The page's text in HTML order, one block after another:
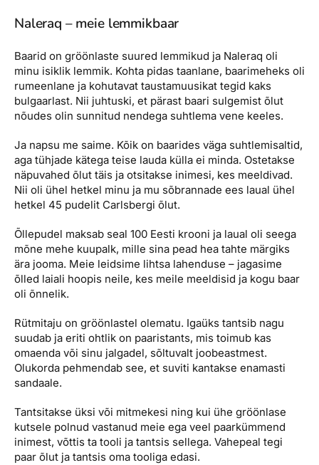
Naleraq – meie lemmikbaar
Baarid on gröönlaste suured lemmikud ja Naleraq oli
minu isiklik lemmik. Kohta pidas taanlane, baarimeheks oli
rumeenlane ja kohutavat taustamuusikat tegid kaks
bulgaarlast. Nii juhtuski, et pärast baari sulgemist õlut
nõudes olin sunnitud nendega suhtlema vene keeles.
Ja napsu me saime. Kõik on baarides väga suhtlemisaltid,
aga tühjade kätega teise lauda külla ei minda. Ostetakse
näpuvahed õlut täis ja otsitakse inimesi, kes meeldivad.
Nii oli ühel hetkel minu ja mu sõbrannade ees laual ühel
hetkel 45 pudelit Carlsbergi õlut.
Õllepudel maksab seal 100 Eesti krooni ja laual oli seega
mõne mehe kuupalk, mille sina pead hea tahte märgiks
ära jooma. Meie leidsime lihtsa lahenduse – jagasime
õlled laiali hoopis neile, kes meile meeldisid ja kogu baar
oli õnnelik.
Rütmitaju on gröönlastel olematu. Igaüks tantsib nagu
suudab ja eriti ohtlik on paaristants, mis toimub kas
omaenda või sinu jalgadel, sõltuvalt joobeastmest.
Olukorda pehmendab see, et suviti kantakse enamasti
sandaale.
Tantsitakse üksi või mitmekesi ning kui ühe gröönlase
kutsele polnud vastanud meie ega veel paarkümmend
inimest, võttis ta tooli ja tantsis sellega. Vahepeal tegi
paar õlut ja tantsis oma tooliga edasi.